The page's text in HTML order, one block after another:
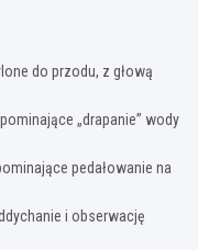
do przodu, z głową
„drapanie” wody
pedałowanie na
i obserwację